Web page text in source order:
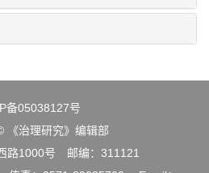
备05038127号
《治理研究》编辑部
路1000号 邮编：311121